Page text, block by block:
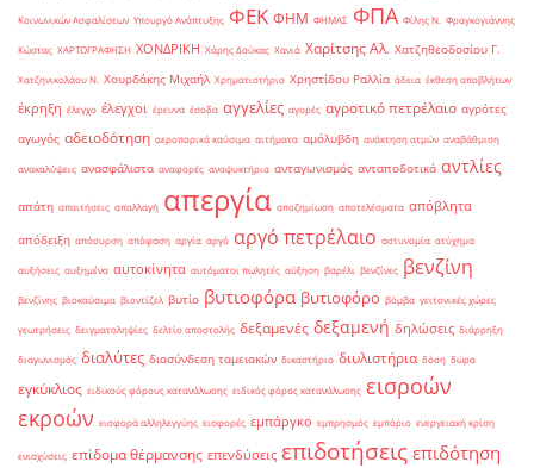
Κοινωνικών Ασφαλίσεων Υπουργό Ανάπτυξης ΦΕΚ ΦΗΜ ΦΗΜΑΣ ΦΠΑ Φίλης Ν. Φραγκογιάννης
Κώστας ΧΑΡΤΟΓΡΑΦΗΣΗ ΧΟΝΔΡΙΚΗ Χάρης Δούκας Χανιά Χαρίτσης Αλ. Χατζηθεοδοσίου Γ.
Χατζηνικολάου Ν. Χουρδάκης Μιχαήλ Χρηματιστήριο Χρηστίδου Ραλλία άδεια έκθεση αποβλήτων
έκρηξη έλεγχο έλεγχοι έρευνα έσοδα αγγελίες αγορές αγροτικό πετρέλαιο αγρότες
αγωγός αδειοδότηση αεροπορικά καύσιμα αιτήματα αμόλυβδη ανάκτηση ατμών αναβάθμιση
ανακαλύψεις ανασφάλιστα αναφορές αναψυκτήρια ανταγωνισμός ανταποδοτικά αντλίες
απάτη απαιτήσεις απαλλαγή απεργία αποζημίωση αποτελέσματα απόβλητα
απόδειξη απόσυρση απόφαση αργία αργό αργό πετρέλαιο αστυνομία ατύχημα
αυξήσεις αυξημένα αυτοκίνητα αυτόματοι πωλητές αύξηση βαρέλι βενζίνες βενζίνη
βενζίνης βιοκαύσιμα βιοντίζελ βυτίο βυτιοφόρα βυτιοφόρο βόμβα γειτονικές χώρες
γεωτρήσεις δειγματοληψίες δελτίο αποστολής δεξαμενές δεξαμενή δηλώσεις διάρρηξη
διαγωνισμός διαλύτες διασύνδεση ταμειακών δικαστήριο διυλιστήρια δόση δώρα
εγκύκλιος ειδικούς φόρους κατανάλωσης ειδικός φόρος κατανάλωσης εισροών
εκροών εισφορά αλληλεγγύης εισφορές εμπάργκο εμπρησμός εμπόριο ενεργειακή κρίση
ενισχύσεις επίδομα θέρμανσης επενδύσεις επιδοτήσεις επιδότηση